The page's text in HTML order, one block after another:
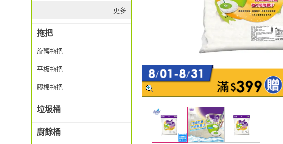
更多
拖把
旋轉拖把
平板拖把
膠棉拖把
垃圾桶
廚餘桶